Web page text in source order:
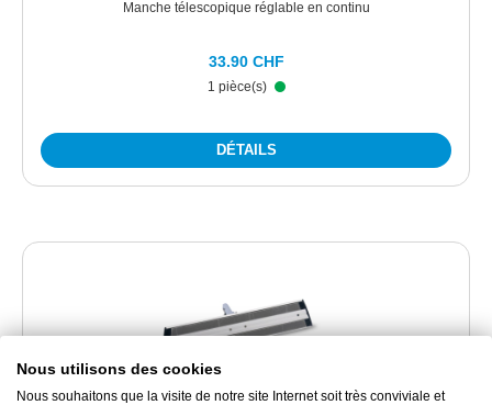
Manche télescopique réglable en continu
1 pièce(s)
33.90 CHF
DÉTAILS
Nous utilisons des cookies
Nous souhaitons que la visite de notre site Internet soit très conviviale et